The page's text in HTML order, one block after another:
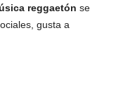
reggaetón se
gusta a